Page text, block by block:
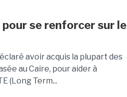
se renforcer sur le
avoir acquis la plupart des
au Caire, pour aider à
(Long Term...